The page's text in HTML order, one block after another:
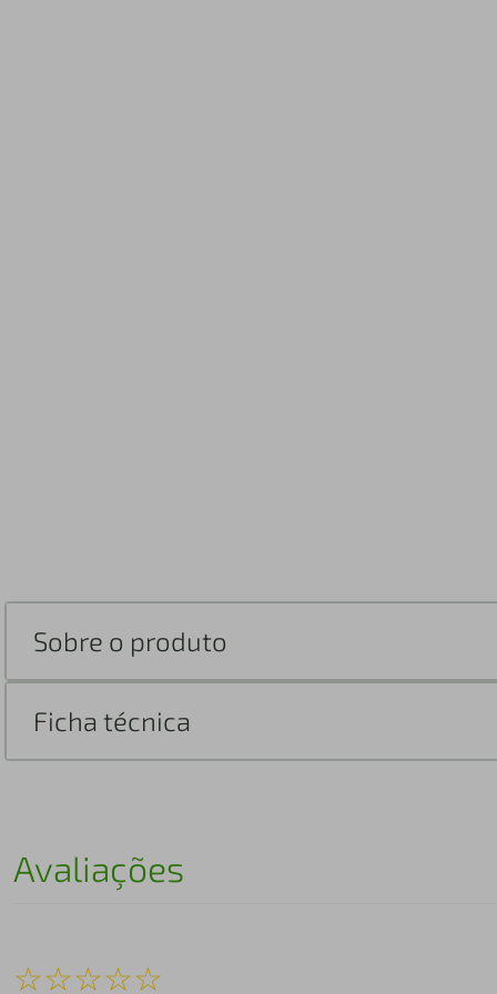
Sobre o produto
Ficha técnica
Avaliações
☆☆☆☆☆